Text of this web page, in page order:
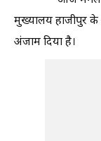
मुख्यालय हाजीपुर के
अंजाम दिया है।